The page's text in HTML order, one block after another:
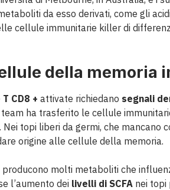
da esso derivati, come gli
cellule immunitarie killer di
della memoria
CD8 + attivate richiedano segnali
team ha trasferito le cellule
Nei topi liberi da germi, che
origine alle cellule della memoria.
molti metaboliti che
l’aumento dei livelli di SCFA nei topi